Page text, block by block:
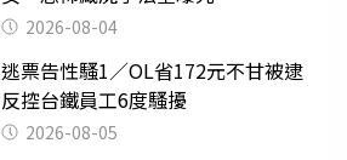
2026-08-04
逃票告性騷1／OL省172元不甘被逮
反控台鐵員工6度騷擾
2026-08-05